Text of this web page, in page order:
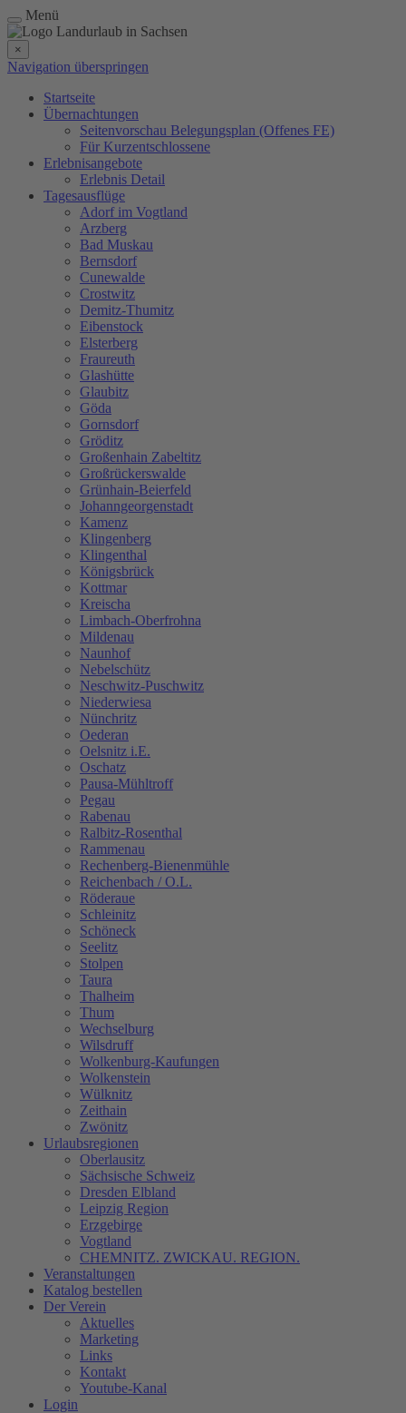
Menü
×
Navigation überspringen
Startseite
Übernachtungen
Seitenvorschau Belegungsplan (Offenes FE)
Für Kurzentschlossene
Erlebnisangebote
Erlebnis Detail
Tagesausflüge
Adorf im Vogtland
Arzberg
Bad Muskau
Bernsdorf
Cunewalde
Crostwitz
Demitz-Thumitz
Eibenstock
Elsterberg
Fraureuth
Glashütte
Glaubitz
Göda
Gornsdorf
Gröditz
Großenhain Zabeltitz
Großrückerswalde
Grünhain-Beierfeld
Johanngeorgenstadt
Kamenz
Klingenberg
Klingenthal
Königsbrück
Kottmar
Kreischa
Limbach-Oberfrohna
Mildenau
Naunhof
Nebelschütz
Neschwitz-Puschwitz
Niederwiesa
Nünchritz
Oederan
Oelsnitz i.E.
Oschatz
Pausa-Mühltroff
Pegau
Rabenau
Ralbitz-Rosenthal
Rammenau
Rechenberg-Bienenmühle
Reichenbach / O.L.
Röderaue
Schleinitz
Schöneck
Seelitz
Stolpen
Taura
Thalheim
Thum
Wechselburg
Wilsdruff
Wolkenburg-Kaufungen
Wolkenstein
Wülknitz
Zeithain
Zwönitz
Urlaubsregionen
Oberlausitz
Sächsische Schweiz
Dresden Elbland
Leipzig Region
Erzgebirge
Vogtland
CHEMNITZ. ZWICKAU. REGION.
Veranstaltungen
Katalog bestellen
Der Verein
Aktuelles
Marketing
Links
Kontakt
Youtube-Kanal
Login